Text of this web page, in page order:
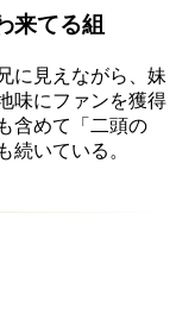
来てる組
に見えながら、妹
味にファンを獲得
含めて「二頭の
続いている。